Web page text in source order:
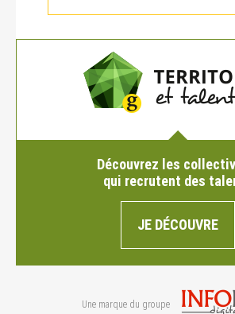
Découvrez les
qui recrutent des
JE DÉCOUVRE
Une marque du groupe